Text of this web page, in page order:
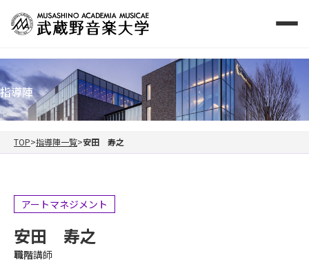
指導陣
TOP 指導陣一覧 安田 寿之
アートマネジメント
安田 寿之
職階講師